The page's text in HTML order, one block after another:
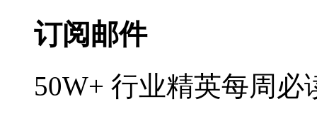
订阅邮件
50W+ 行业精英每周